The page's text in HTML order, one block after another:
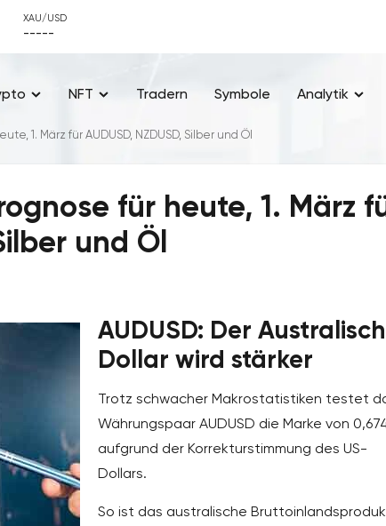
XAU/USD
-----
NFT Tradern Symbole Analytik
1. März für AUDUSD, NZDUSD, Silber und Öl
für heute, 1. März
und Öl
AUDUSD: Der
Dollar wird stärker
Trotz schwacher Makrostatistiken testet
Währungspaar AUDUSD die Marke von
aufgrund der Korrekturstimmung des US-
Dollars.
So ist das australische